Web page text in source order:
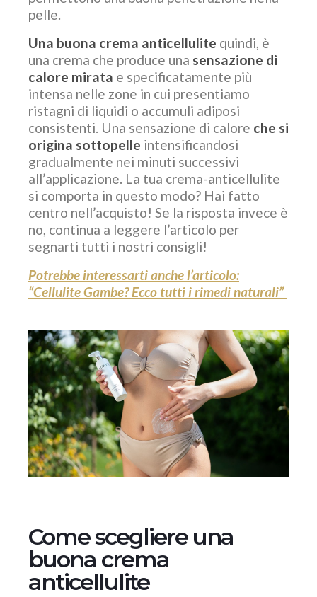
pelle.
Una buona crema anticellulite quindi, è
una crema che produce una sensazione di
calore mirata e specificatamente più
intensa nelle zone in cui presentiamo
ristagni di liquidi o accumuli adiposi
consistenti. Una sensazione di calore che si
origina sottopelle intensificandosi
gradualmente nei minuti successivi
all’applicazione. La tua crema-anticellulite
si comporta in questo modo? Hai fatto
centro nell’acquisto! Se la risposta invece è
no, continua a leggere l’articolo per
segnarti tutti i nostri consigli!
Potrebbe interessarti anche l’articolo:
“Cellulite Gambe? Ecco tutti i rimedi naturali”
Come scegliere una
buona crema
anticellulite